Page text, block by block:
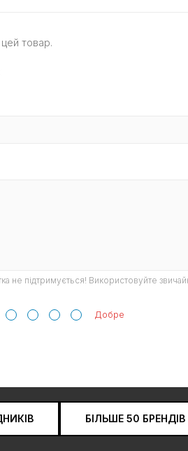
цей товар.
не підтримується! Використовуйте
Добре
БІЛЬШЕ 50 БРЕНДІВ